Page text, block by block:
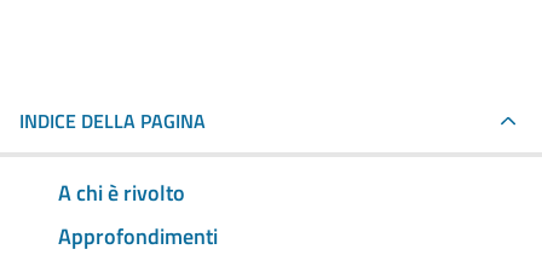
INDICE DELLA PAGINA
A chi è rivolto
Approfondimenti